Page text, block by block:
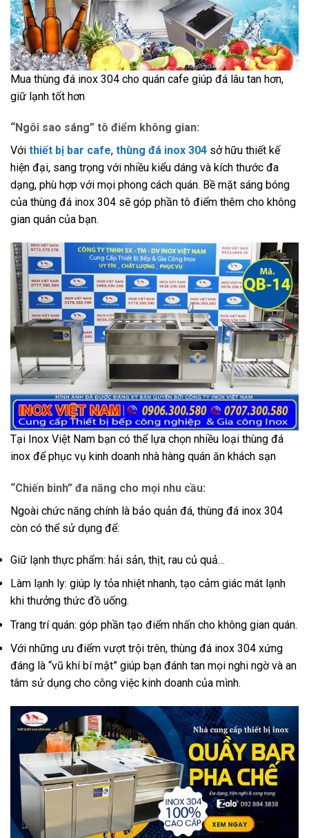
Mua thùng đá inox 304 cho quán cafe giúp đá lâu tan hơn,
giữ lạnh tốt hơn
“Ngôi sao sáng” tô điểm không gian:
Với thiết bị bar cafe, thùng đá inox 304 sở hữu thiết kế
hiện đại, sang trọng với nhiều kiểu dáng và kích thước đa
dạng, phù hợp với mọi phong cách quán. Bề mặt sáng bóng
của thùng đá inox 304 sẽ góp phần tô điểm thêm cho không
gian quán của bạn.
Tại Inox Việt Nam bạn có thể lựa chọn nhiều loại thùng đá
inox để phục vụ kinh doanh nhà hàng quán ăn khách sạn
“Chiến binh” đa năng cho mọi nhu cầu:
Ngoài chức năng chính là bảo quản đá, thùng đá inox 304
còn có thể sử dụng để:
Giữ lạnh thực phẩm: hải sản, thịt, rau củ quả…
Làm lạnh ly: giúp ly tỏa nhiệt nhanh, tạo cảm giác mát lạnh
khi thưởng thức đồ uống.
Trang trí quán: góp phần tạo điểm nhấn cho không gian quán.
Với những ưu điểm vượt trội trên, thùng đá inox 304 xứng
đáng là “vũ khí bí mật” giúp bạn đánh tan mọi nghi ngờ và an
tâm sử dụng cho công việc kinh doanh của mình.